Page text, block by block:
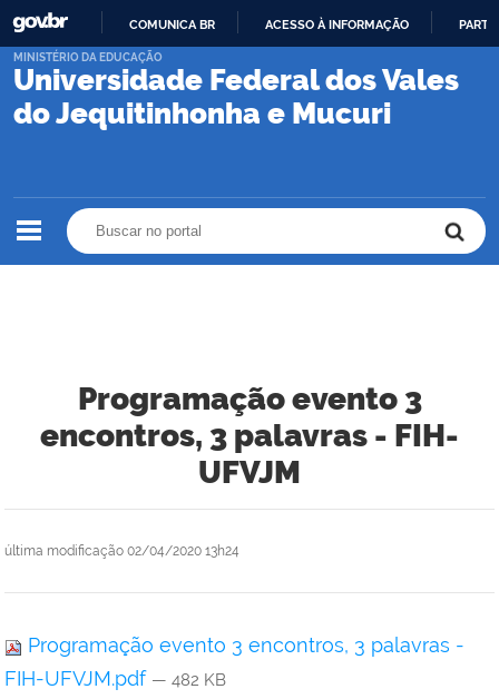
PARA
CONTEÚDO
COMUNICA BR ACESSO À INFORMAÇÃO
Universidade Federal dos Vales
do Jequitinhonha e Mucuri
MINISTÉRIO DA EDUCAÇÃO
Programação evento 3
encontros, 3 palavras - FIH-
UFVJM
última modificação 02/04/2020 13h24
Programação evento 3 encontros, 3 palavras -
FIH-UFVJM.pdf — 482 KB